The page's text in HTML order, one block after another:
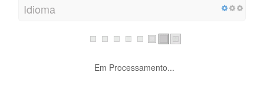
Idioma
Em Processamento...